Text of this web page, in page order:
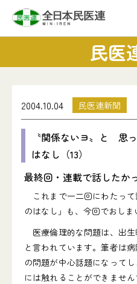
民医
2004.10.04 民医連新聞
〝関係ないヨ〟と 思
はなし（13）
最終回・連載で話したか
これまで一二回にわたっ
のはなし」も、今回でおしま
医療倫理的な問題は、出生
と言われています。筆者は
の問題が中心話題になって
には触れることができませ